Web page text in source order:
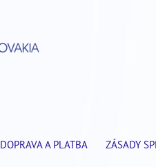
DOPRAVA A PLATBA ZÁSADY